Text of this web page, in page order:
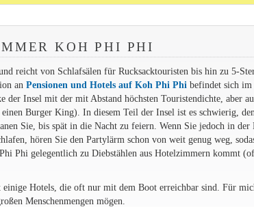
KOH PHI PHI
reicht von Schlafsälen für Rucksacktouristen bis hin zu 5-
an Pensionen und Hotels auf Koh Phi Phi befindet sich
Insel mit der mit Abstand höchsten Touristendichte, aber
Burger King). In diesem Teil der Insel ist es schwierig,
Sie, bis spät in die Nacht zu feiern. Wenn Sie jedoch in der
hören Sie den Partylärm schon von weit genug weg,
Phi gelegentlich zu Diebstählen aus Hotelzimmern kommt
einige Hotels, die oft nur mit dem Boot erreichbar sind. Für
Menschenmengen mögen.